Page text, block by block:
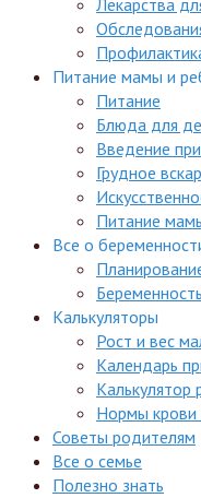
Лекарства
Питание мамы и
Питание
Блюда для
Введение
Грудное
Питание
Все о
Калькуляторы
Рост и вес
Календарь
Калькулятор
Нормы крови
Советы родителям
Все о семье
Полезно знать